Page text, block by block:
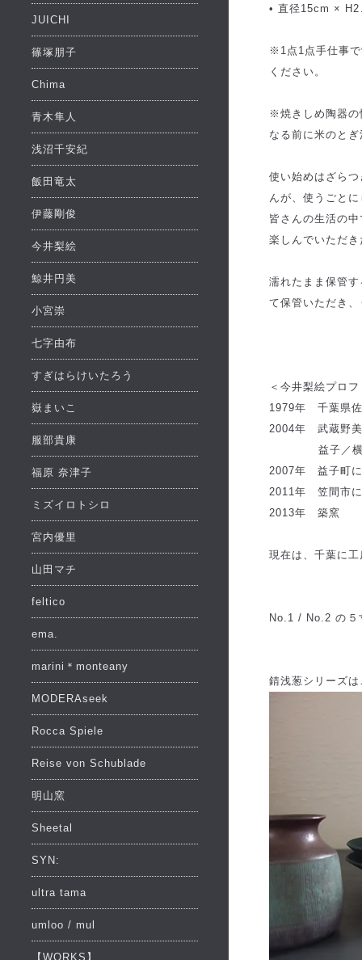
• 直径15cm ×
※1点1点手仕事
ください。
※焼きしめ陶器の
なる前に米のと
使い始めはざら
んが、使うごと
皆さんの生活の
楽しんでいただ
濡れたまま保管
て保管いただき
＜今井梨絵プロ
1979年 千葉県
2004年 武蔵野
益子／横山
2007年 益子町
2011年 笠間市
2013年 築窯
現在は、千葉に
No.1 / No.2 の５
錆浅葱シリーズ
JUICHI
篠塚朋子
Chima
青木隼人
浅沼千安紀
飯田竜太
伊藤剛俊
今井梨絵
鯨井円美
小宮崇
七字由布
すぎはらけいたろう
嶽まいこ
服部貴康
福原 奈津子
ミズイロトシロ
宮内優里
山田マチ
feltico
ema.
marini＊monteany
MODERAseek
Rocca Spiele
Reise von Schublade
明山窯
Sheetal
SYN:
ultra tama
umloo / mul
【WORKS】